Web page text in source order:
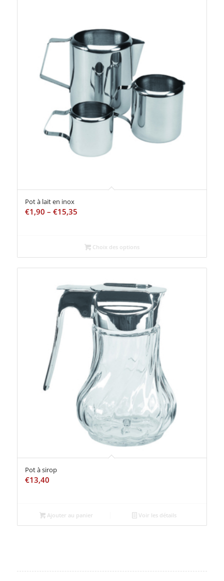
Pot à lait en inox
€1,90 – €15,35
Choix des options
Pot à sirop
€13,40
Ajouter au panier Voir les détails